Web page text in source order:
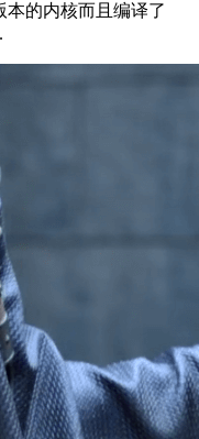
本的内核而且编译了